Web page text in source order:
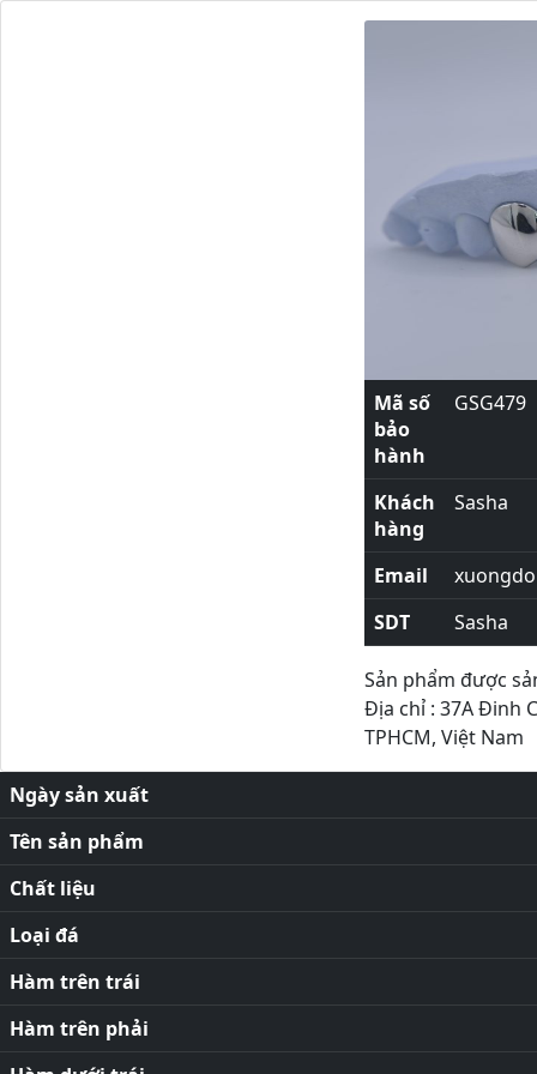
Mã số
bảo
hành
GSG479
Khách
hàng
Sasha
Email
SDT
Sasha
Sản phẩm được
Địa chỉ : 37A Đinh
TPHCM, Việt Nam
Ngày sản xuất
Tên sản phẩm
Chất liệu
Loại đá
Hàm trên trái
Hàm trên phải